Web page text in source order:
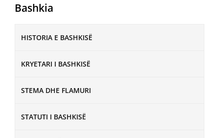
Bashkia
HISTORIA E BASHKISË
KRYETARI I BASHKISË
STEMA DHE FLAMURI
STATUTI I BASHKISË